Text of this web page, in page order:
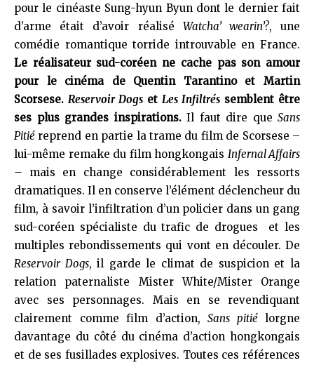
pour le cinéaste Sung-hyun Byun dont le dernier fait
d’arme était d’avoir réalisé Watcha’ wearin’?, une
comédie romantique torride introuvable en France.
Le réalisateur sud-coréen ne cache pas son amour
pour le cinéma de Quentin Tarantino et Martin
Scorsese. Reservoir Dogs et Les Infiltrés semblent être
ses plus grandes inspirations. Il faut dire que Sans
Pitié reprend en partie la trame du film de Scorsese –
lui-même remake du film hongkongais Infernal Affairs
– mais en change considérablement les ressorts
dramatiques. Il en conserve l’élément déclencheur du
film, à savoir l’infiltration d’un policier dans un gang
sud-coréen spécialiste du trafic de drogues et les
multiples rebondissements qui vont en découler. De
Reservoir Dogs, il garde le climat de suspicion et la
relation paternaliste Mister White/Mister Orange
avec ses personnages. Mais en se revendiquant
clairement comme film d’action, Sans pitiélorgne
davantage du côté du cinéma d’action hongkongais
et de ses fusillades explosives. Toutes ces références